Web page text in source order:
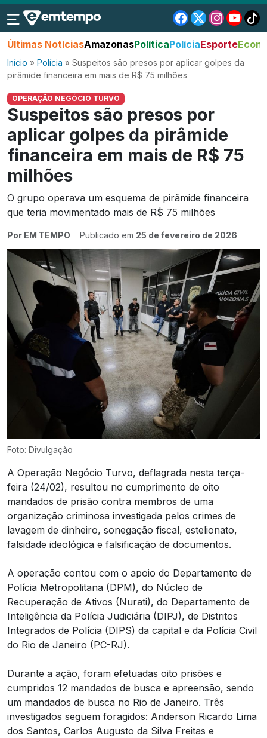
Últimas NotíciasAmazonasPolíticaPolíciaEsporte
Início » Polícia » Suspeitos são presos por aplicar golpes da
pirâmide financeira em mais de R$ 75 milhões
OPERAÇÃO NEGÓCIO TURVO
Suspeitos são presos por
aplicar golpes da pirâmide
financeira em mais de R$ 75
milhões
O grupo operava um esquema de pirâmide financeira
que teria movimentado mais de R$ 75 milhões
Por EM TEMPO Publicado em 25 de fevereiro de 2026
Foto: Divulgação
A Operação Negócio Turvo, deflagrada nesta terça-
feira (24/02), resultou no cumprimento de oito
mandados de prisão contra membros de uma
organização criminosa investigada pelos crimes de
lavagem de dinheiro, sonegação fiscal, estelionato,
falsidade ideológica e falsificação de documentos.
A operação contou com o apoio do Departamento de
Polícia Metropolitana (DPM), do Núcleo de
Recuperação de Ativos (Nurati), do Departamento de
Inteligência da Polícia Judiciária (DIPJ), de Distritos
Integrados de Polícia (DIPS) da capital e da Polícia Civil
do Rio de Janeiro (PC-RJ).
Durante a ação, foram efetuadas oito prisões e
cumpridos 12 mandados de busca e apreensão, sendo
um mandados de busca no Rio de Janeiro. Três
investigados seguem foragidos: Anderson Ricardo Lima
dos Santos, Carlos Augusto da Silva Freitas e